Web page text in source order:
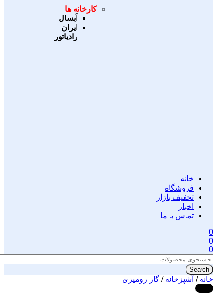
کارخانه ها
آبسال
ایران
رادیاتور
خانه
فروشگاه
تخفیف بازار
اخبار
تماس با ما
0
0
0
Search
خانه/ آشپزخانه/ گاز رومیزی
-26%